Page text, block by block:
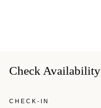
Check Availability
CHECK-IN